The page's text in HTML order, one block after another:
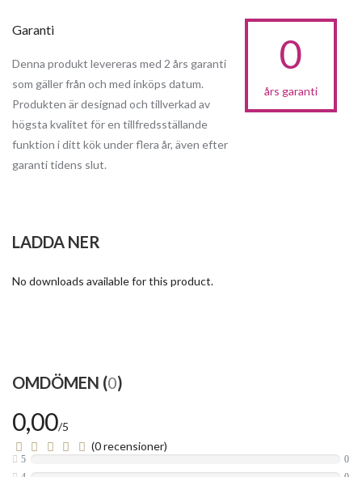
Garanti
Denna produkt levereras med 2 års garanti
som gäller från och med inköps datum.
Produkten är designad och tillverkad av
högsta kvalitet för en tillfredsställande
funktion i ditt kök under flera år, även efter
garanti tidens slut.
0
års garanti
LADDA NER
No downloads available for this product.
OMDÖMEN (0)
0,00/5
(0 recensioner)
5
0